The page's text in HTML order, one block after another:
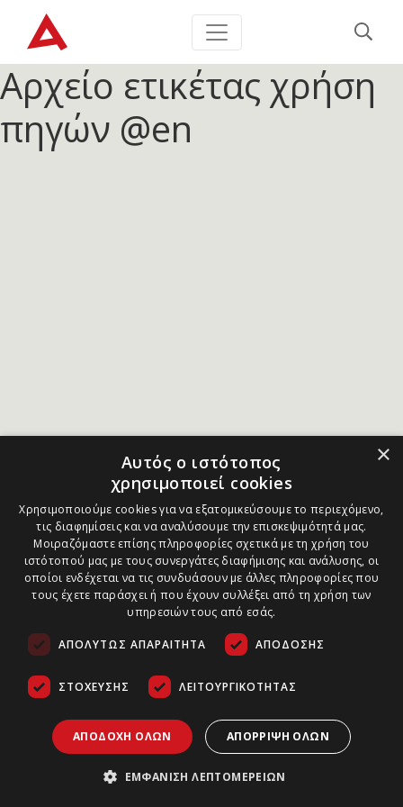
Αρχείο ετικέτας χρήση
πηγών @en
×
Αυτός ο ιστότοπος
χρησιμοποιεί cookies
Χρησιμοποιούμε cookies για να εξατομικεύσουμε το περιεχόμενο,
τις διαφημίσεις και να αναλύσουμε την επισκεψιμότητά μας.
Μοιραζόμαστε επίσης πληροφορίες σχετικά με τη χρήση του
ιστότοπού μας με τους συνεργάτες διαφήμισης και ανάλυσης, οι
οποίοι ενδέχεται να τις συνδυάσουν με άλλες πληροφορίες που
τους έχετε παράσχει ή που έχουν συλλέξει από τη χρήση των
υπηρεσιών τους από εσάς.
ΑΠΟΛΎΤΩΣ ΑΠΑΡΑΊΤΗΤΑ ΑΠΌΔΟΣΗΣ
ΣΤΌΧΕΥΣΗΣ ΛΕΙΤΟΥΡΓΙΚΌΤΗΤΑΣ
ΑΠΟΔΟΧΉ ΌΛΩΝ ΑΠΌΡΡΙΨΗ ΌΛΩΝ
ΕΜΦΆΝΙΣΗ ΛΕΠΤΟΜΕΡΕΙΏΝ